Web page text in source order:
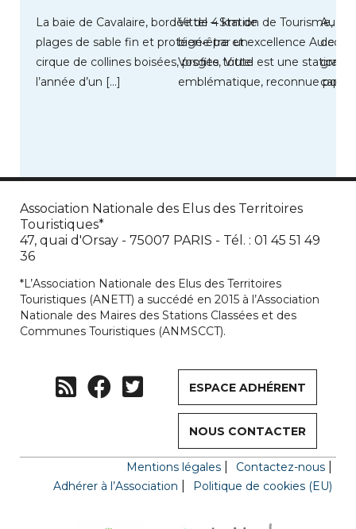
La baie de Cavalaire, bordée de 4 km de
plages de sable fin et protégée par un
cirque de collines boisées, profite toute
l’année d’un […]
Vittel – Station de Tourisme,
bien‑être et excellence Au
Vosges, Vittel est une station
emblématique, reconnue pour
Au
de
Association Nationale des Elus des Territoires
Touristiques*
47, quai d'Orsay - 75007 PARIS - Tél. : 01 45 51 49
36
*L’Association Nationale des Elus des Territoires
Touristiques (ANETT) a succédé en 2015 à l’Association
Nationale des Maires des Stations Classées et des
Communes Touristiques (ANMSCCT).
ESPACE ADHÉRENT
NOUS CONTACTER
Mentions légales
Contactez-nous
Adhérer à l’Association
Politique de cookies (EU)